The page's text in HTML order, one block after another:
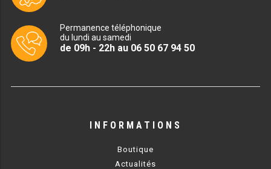
MEUBLE À PIZZA
PRÉSENTOIR À INGRÉDIENTS
Permanence téléphonique
du lundi au samedi
de 09h - 22h au 06 50 67 94 50
INFORMATIONS
Boutique
Actualités